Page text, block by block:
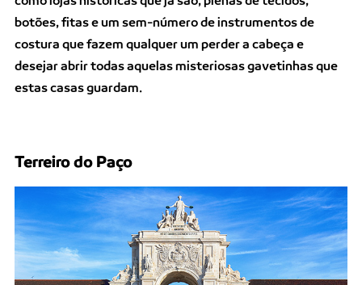
botões, fitas e um sem-número de instrumentos de
costura que fazem qualquer um perder a cabeça e
desejar abrir todas aquelas misteriosas gavetinhas que
estas casas guardam.
Terreiro do Paço